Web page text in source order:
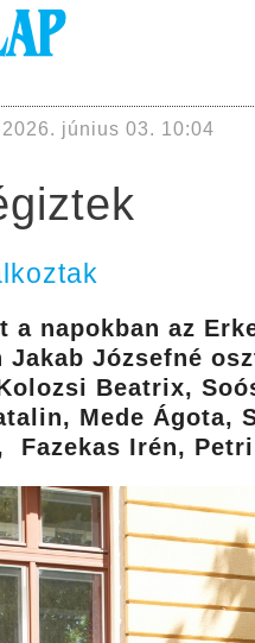
2026. június 03. 10:04
napokban az
Jakab Józsefné
Beatrix,
Mede Ágota,
Fazekas Irén,